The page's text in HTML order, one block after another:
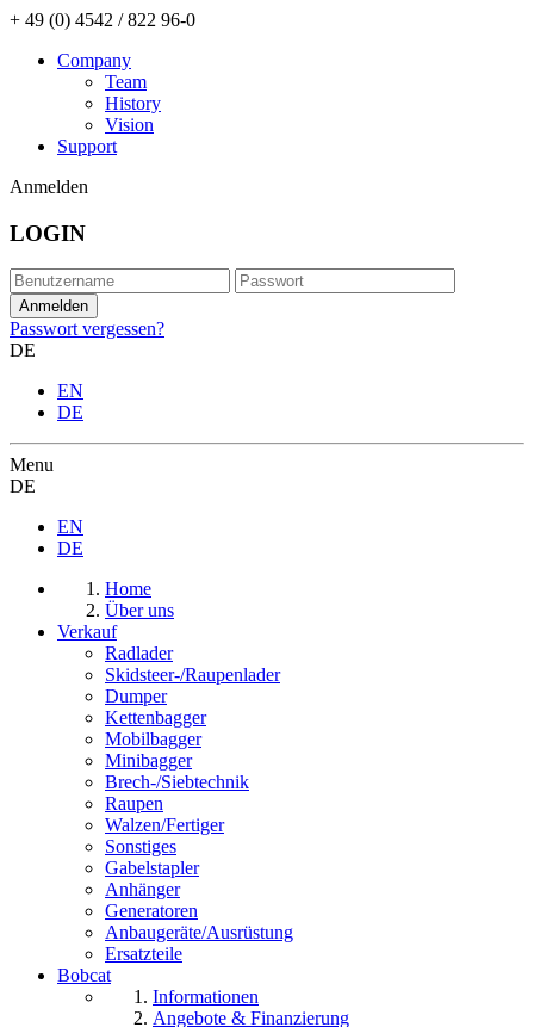
+ 49 (0) 4542 / 822 96-0
Company
Team
History
Vision
Support
Anmelden
LOGIN
Passwort vergessen?
DE
EN
DE
Menu
DE
EN
DE
Home
Über uns
Verkauf
Radlader
Skidsteer-/Raupenlader
Dumper
Kettenbagger
Mobilbagger
Minibagger
Brech-/Siebtechnik
Raupen
Walzen/Fertiger
Sonstiges
Gabelstapler
Anhänger
Generatoren
Anbaugeräte/Ausrüstung
Ersatzteile
Bobcat
Informationen
Angebote & Finanzierung